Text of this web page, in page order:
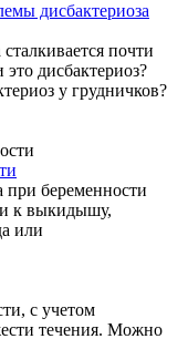
дисбактериоза
почти
дисбактериоз?
у грудничков?
при беременности
к выкидышу,
или
с учетом
течения. Можно